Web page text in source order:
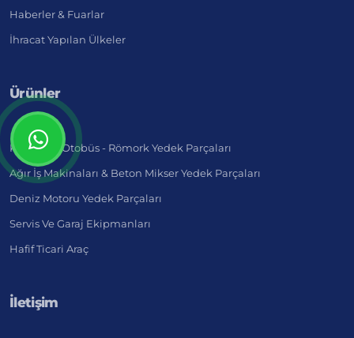
Haberler & Fuarlar
İhracat Yapılan Ülkeler
Ürünler
Kamyon - Otobüs - Römork Yedek Parçaları
Ağır İş Makinaları & Beton Mikser Yedek Parçaları
Deniz Motoru Yedek Parçaları
Servis Ve Garaj Ekipmanları
Hafif Ticari Araç
İletişim